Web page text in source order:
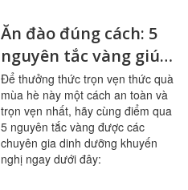
Ăn đào đúng cách: 5
nguyên tắc vàng giúp
sạch mạch máu,
tránh ngộ độc
Để thưởng thức trọn vẹn thức quà
mùa hè này một cách an toàn và
trọn vẹn nhất, hãy cùng điểm qua
5 nguyên tắc vàng được các
chuyên gia dinh dưỡng khuyến
nghị ngay dưới đây: